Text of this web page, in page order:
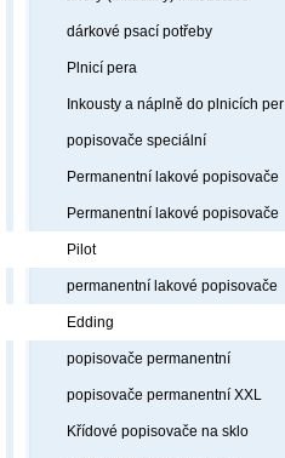
dárkové psací potřeby
Plnicí pera
Inkousty a náplně do plnicích per
popisovače speciální
Permanentní lakové popisovače
Permanentní lakové popisovače
Pilot
permanentní lakové popisovače
Edding
popisovače permanentní
popisovače permanentní XXL
Křídové popisovače na sklo